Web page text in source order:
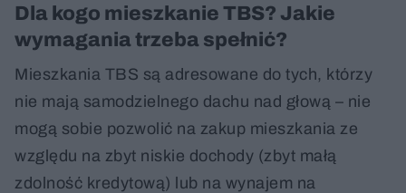
Dla kogo mieszkanie TBS? Jakie
wymagania trzeba spełnić?
Mieszkania TBS są adresowane do tych, którzy
nie mają samodzielnego dachu nad głową – nie
mogą sobie pozwolić na zakup mieszkania ze
względu na zbyt niskie dochody (zbyt małą
zdolność kredytową) lub na wynajem na